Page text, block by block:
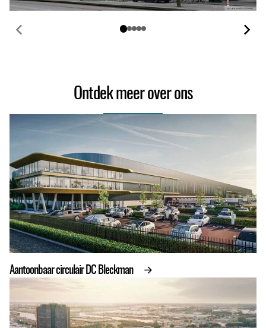
Ontdek meer over ons
Aantoonbaar circulair DC Bleckman